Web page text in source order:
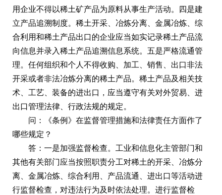
用企业不得以稀土矿产品为原料从事生产活动。四是建
立产品追溯制度。稀土开采、冶炼分离、金属冶炼、综
合利用和稀土产品出口的企业应当如实记录稀土产品流
向信息并录入稀土产品追溯信息系统。五是严格流通管
理。任何组织和个人不得收购、加工、销售、出口非法
开采或者非法冶炼分离的稀土产品。稀土产品及相关技
术、工艺、装备的进出口，应当遵守有关对外贸易、进
出口管理法律、行政法规的规定。
问：《条例》在监督管理措施和法律责任方面作了
哪些规定？
答：一是加强监督检查。工业和信息化主管部门和
其他有关部门应当按照职责分工对稀土的开采、冶炼分
离、金属冶炼、综合利用、产品流通、进出口等活动进
行监督检查，对违法行为及时依法处理。进行监督检